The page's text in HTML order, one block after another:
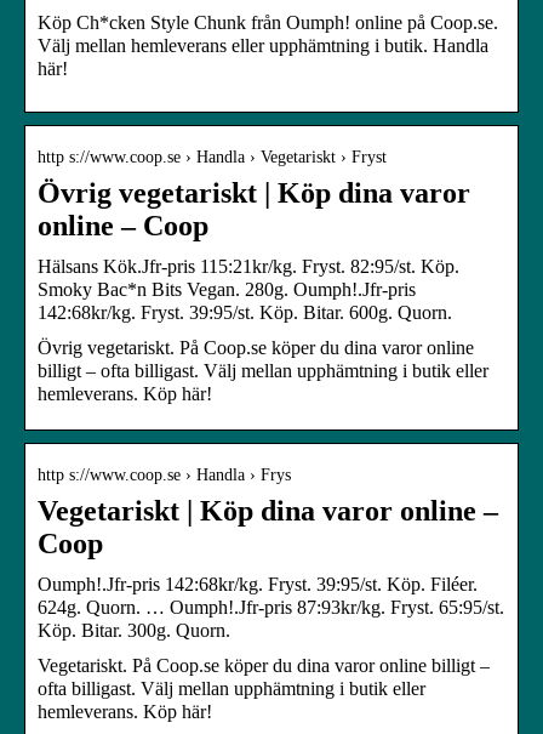
Köp Ch*cken Style Chunk från Oumph! online på Coop.se.
Välj mellan hemleverans eller upphämtning i butik. Handla
här!
http s://www.coop.se › Handla › Vegetariskt › Fryst
Övrig vegetariskt | Köp dina varor
online – Coop
Hälsans Kök.Jfr-pris 115:21kr/kg. Fryst. 82:95/st. Köp.
Smoky Bac*n Bits Vegan. 280g. Oumph!.Jfr-pris
142:68kr/kg. Fryst. 39:95/st. Köp. Bitar. 600g. Quorn.
Övrig vegetariskt. På Coop.se köper du dina varor online
billigt – ofta billigast. Välj mellan upphämtning i butik eller
hemleverans. Köp här!
http s://www.coop.se › Handla › Frys
Vegetariskt | Köp dina varor online –
Coop
Oumph!.Jfr-pris 142:68kr/kg. Fryst. 39:95/st. Köp. Filéer.
624g. Quorn. … Oumph!.Jfr-pris 87:93kr/kg. Fryst. 65:95/st.
Köp. Bitar. 300g. Quorn.
Vegetariskt. På Coop.se köper du dina varor online billigt –
ofta billigast. Välj mellan upphämtning i butik eller
hemleverans. Köp här!